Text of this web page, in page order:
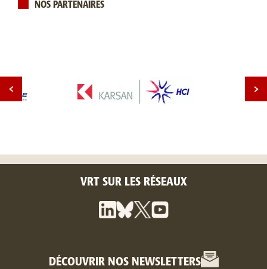
NOS PARTENAIRES
VRT SUR LES RÉSEAUX
DÉCOUVRIR NOS NEWSLETTERS